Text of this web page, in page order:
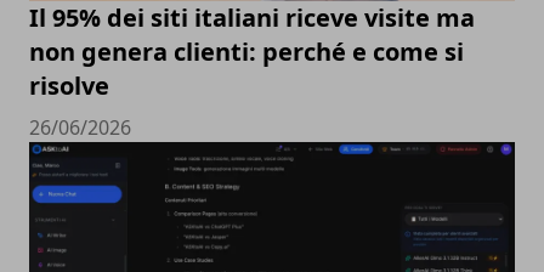
Il 95% dei siti italiani riceve visite ma
non genera clienti: perché e come si
risolve
26/06/2026